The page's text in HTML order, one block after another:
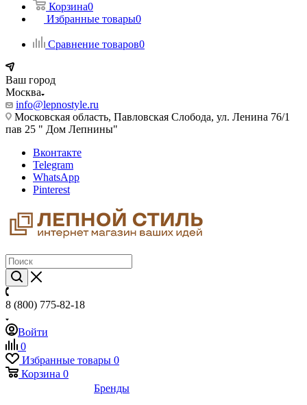
Корзина0
Избранные товары0
Сравнение товаров0
Ваш город
Москва
info@lepnostyle.ru
Московская область, Павловская Слобода, ул. Ленина 76/1
пав 25 " Дом Лепнины"
Вконтакте
Telegram
WhatsApp
Pinterest
8 (800) 775-82-18
Войти
0
Избранные товары 0
Корзина 0
Бренды